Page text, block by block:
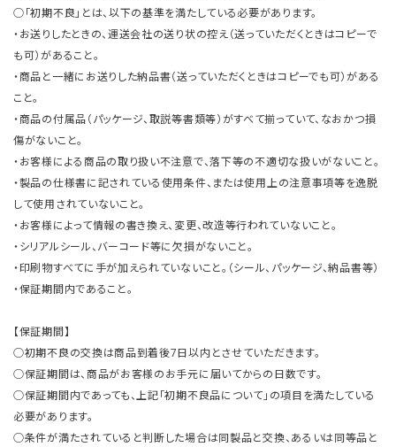
○「初期不良」とは、以下の基準を満たしている必要があります。
・お送りしたときの、運送会社の送り状の控え（送っていただくときはコピーで
も可）があること。
・商品と一緒にお送りした納品書（送っていただくときはコピーでも可）がある
こと。
・商品の付属品（パッケージ、取説等書類等）がすべて揃っていて、なおかつ損
傷がないこと。
・お客様による商品の取り扱い不注意で、落下等の不適切な扱いがないこと。
・製品の仕様書に記されている使用条件、または使用上の注意事項等を逸脱
して使用されていないこと。
・お客様によって情報の書き換え、変更、改造等行われていないこと。
・シリアルシール、バーコード等に欠損がないこと。
・印刷物すべてに手が加えられていないこと。（シール、パッケージ、納品書等）
・保証期間内であること。
【保証期間】
○初期不良の交換は商品到着後7日以内とさせていただきます。
○保証期間は、商品がお客様のお手元に届いてからの日数です。
○保証期間内であっても、上記「初期不良品について」の項目を満たしている
必要があります。
○条件が満たされていると判断した場合は同製品と交換、あるいは同等品と